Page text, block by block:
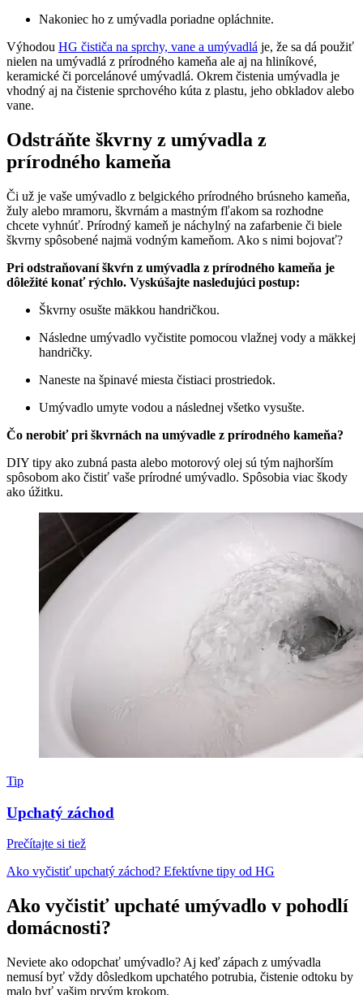
Nakoniec ho z umývadla poriadne opláchnite.
Výhodou HG čističa na sprchy, vane a umývadlá je, že sa dá použiť
nielen na umývadlá z prírodného kameňa ale aj na hliníkové,
keramické či porcelánové umývadlá. Okrem čistenia umývadla je
vhodný aj na čistenie sprchového kúta z plastu, jeho obkladov alebo
vane.
Odstráňte škvrny z umývadla z
prírodného kameňa
Či už je vaše umývadlo z belgického prírodného brúsneho kameňa,
žuly alebo mramoru, škvrnám a mastným fľakom sa rozhodne
chcete vyhnúť. Prírodný kameň je náchylný na zafarbenie či biele
škvrny spôsobené najmä vodným kameňom. Ako s nimi bojovať?
Pri odstraňovaní škvŕn z umývadla z prírodného kameňa je
dôležité konať rýchlo. Vyskúšajte nasledujúci postup:
Škvrny osušte mäkkou handričkou.
Následne umývadlo vyčistite pomocou vlažnej vody a mäkkej
handričky.
Naneste na špinavé miesta čistiaci prostriedok.
Umývadlo umyte vodou a následnej všetko vysušte.
Čo nerobiť pri škvrnách na umývadle z prírodného kameňa?
DIY tipy ako zubná pasta alebo motorový olej sú tým najhorším
spôsobom ako čistiť vaše prírodné umývadlo. Spôsobia viac škody
ako úžitku.
Tip
Upchatý záchod
Prečítajte si tiež
Ako vyčistiť upchatý záchod? Efektívne tipy od HG
Ako vyčistiť upchaté umývadlo v pohodlí
domácnosti?
Neviete ako odopchať umývadlo? Aj keď zápach z umývadla
nemusí byť vždy dôsledkom upchatého potrubia, čistenie odtoku by
malo byť vašim prvým krokom.